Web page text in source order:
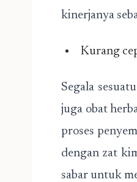
kinerjanya
Kurang
Segala
juga obat
proses
dengan zat
sabar untuk